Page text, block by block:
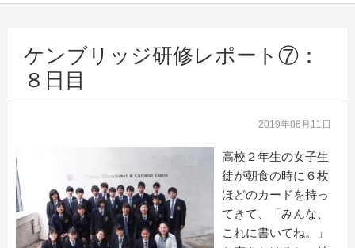
ケンブリッジ研修レポート⑦：
８日目
2019年06月11日
高校２年生の女子生
徒が朝食の時に６枚
ほどのカードを持っ
てきて、「みんな、
これに書いてね。」